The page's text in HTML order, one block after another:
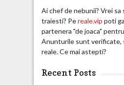
Ai chef de nebunii? Vrei sa
traiesti? Pereale.vip poti
partenera "de joaca"
Anunturile sunt verificate,
reale. Ce mai astepti?
Recent Posts